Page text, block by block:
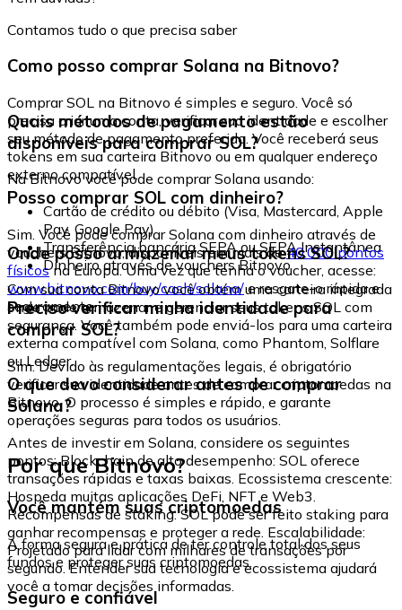
Contamos tudo o que precisa saber
Como posso comprar Solana na Bitnovo?
Comprar SOL na Bitnovo é simples e seguro. Você só
precisa criar uma conta, verificar sua identidade e escolher
seu método de pagamento preferido. Você receberá seus
tokens em sua carteira Bitnovo ou em qualquer endereço
externo compatível.
Quais métodos de pagamento estão
disponíveis para comprar SOL?
Na Bitnovo você pode comprar Solana usando:
Cartão de crédito ou débito (Visa, Mastercard, Apple
Pay, Google Pay)
Transferência bancária SEPA ou SEPA Instantânea
Dinheiro através de vouchers Bitnovo
Posso comprar SOL com dinheiro?
Sim. Você pode comprar Solana com dinheiro através de
vouchers Bitnovo, disponíveis em mais de40.000 pontos
físicosna Europa. Uma vez que tenha o voucher, acesse:
www.bitnovo.com/buy/cash/solana/e resgate-o rápida e
seguramente.
Onde posso armazenar meus tokens SOL?
Com sua conta Bitnovo você obtém uma carteira integrada
onde pode armazenar e gerenciar seus tokens SOL com
segurança. Você também pode enviá-los para uma carteira
externa compatível com Solana, como Phantom, Solflare
ou Ledger.
Preciso verificar minha identidade para
comprar SOL?
Sim. Devido às regulamentações legais, é obrigatório
verificar sua identidade antes de comprar criptomoedas na
Bitnovo. O processo é simples e rápido, e garante
operações seguras para todos os usuários.
O que devo considerar antes de comprar
Solana?
Antes de investir em Solana, considere os seguintes
pontos: Blockchain de alto desempenho: SOL oferece
transações rápidas e taxas baixas. Ecossistema crescente:
Hospeda muitas aplicações DeFi, NFT e Web3.
Recompensas de staking: SOL pode ser feito staking para
ganhar recompensas e proteger a rede. Escalabilidade:
Projetado para lidar com milhares de transações por
segundo. Entender sua tecnologia e ecossistema ajudará
você a tomar decisões informadas.
Por que Bitnovo?
Você mantém suas criptomoedas
A forma segura e prática de ter controle total dos seus
fundos e proteger suas criptomoedas.
Seguro e confiável